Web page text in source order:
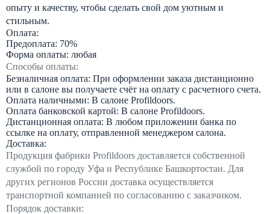
опыту и качеству, чтобы сделать свой дом уютным и
стильным.
Оплата:
Предоплата: 70%
Форма оплаты: любая
Способы оплаты:
Безналичная оплата: При оформлении заказа дистанционно
или в салоне вы получаете счёт на оплату с расчетного счета.
Оплата наличными: В салоне Profildoors.
Оплата банковской картой: В салоне Profildoors.
Дистанционная оплата: В любом приложении банка по
ссылке на оплату, отправленной менеджером салона.
Доставка:
Продукция фабрики Profildoors доставляется собственной
службой по городу Уфа и Республике Башкортостан. Для
других регионов России доставка осуществляется
транспортной компанией по согласованию с заказчиком.
Порядок доставки: